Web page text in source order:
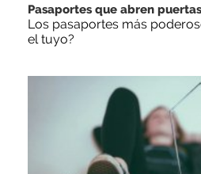
Pasaportes que abren puertas
Los pasaportes más
el tuyo?